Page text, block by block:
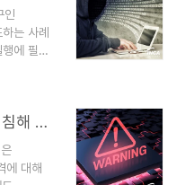
반의 백
프트웨어
악성코
면접 플
인
는 사례
에 필요
로 배포
샌드박
을 수행
코드로
PyPI mistralai 패키지 공급망 침해 분석
대해